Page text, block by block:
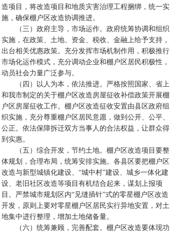
造项目，将改造项目和地质灾害治理工程捆绑，统一实
施，确保棚户区改造协调推进。
（三）政府主导，市场运作。政府统筹协调和组织
实施，在政策、土地、资金、税收、金融上给予支持，
出台相关优惠政策。充分发挥市场机制作用，积极推行
市场化运作模式，充分调动企业和棚户区居民积极性，
动员社会力量广泛参与。
（四）以人为本，依法推进。严格按照国家、省上
和我市制定的关于棚户区改造房屋征收补偿政策开展棚
户区房屋征收工作。棚户区改造征收安置由县区政府组
织实施，充分尊重棚户区居民意愿，做到公开、公平、
公正。依法保障拆迁双方当事人的合法权益，让群众得
到实惠。
（五）综合开发，节约土地。棚户区改造项目要整
体规划，合理布局，统筹安排实施。各县区要把棚户区
改造与新型城镇化建设、“城中村”建设、城乡一体化建
设、老旧社区改造等项目有机结合起来，谋划上报项
目。严禁城市规划区内“见缝插针”式的零星棚户区改造
开发，原则上要对零星棚户区居民实行异地安置，对土
地集中进行整理，增加土地储备量。
（六）统筹兼顾，完善配套。棚户区改造要体现功